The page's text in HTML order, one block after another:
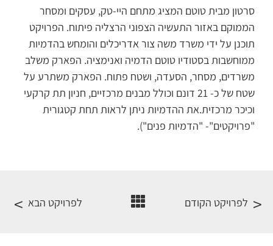
סרטון מבית טוטם המציג מתחם היי-טק, עסקים ומסחר
הממוקם באזור התעשיה הצפוני הרצליה פיתוח. הפרויקט
תוכנן על ידי משרד משה צור אדריכלים והומחש בהדמיות
ממוחשבות בסטודיו טוטם הדמיה ואנימציה. הפארק משלב
משרדים, מסחר, הסעדה, ושטח פתוח. הפארק משתרע על
שטח של כ- 21 דונם וכולל מבנים מרכזיים, חניון תת קרקעי
וכיכר מרכזית.את ההדמיות ניתן לראות תחת קטגורית
"פרויקטים"- "הדמיות פנים").
לפרויקט הקודם לפרויקט הבא